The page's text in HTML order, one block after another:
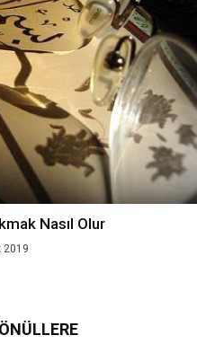
Nasıl Olur
2019